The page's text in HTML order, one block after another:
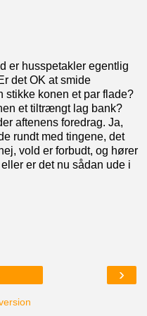
er husspetakler egentlig
det OK at smide
stikke konen et par flade?
et tiltrængt lag bank?
aftenens foredrag. Ja,
rundt med tingene, det
vold er forbudt, og hører
er det nu sådan ude i
›